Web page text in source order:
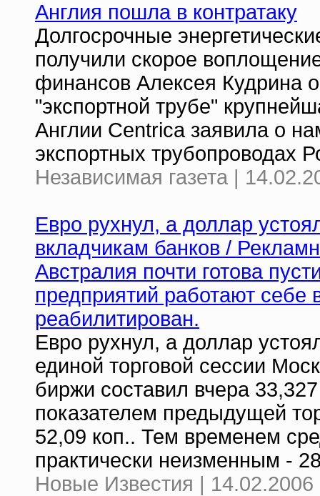
Англия пошла в контратаку
Долгосрочные
получили скорое
финансов Алексея Кудрина
"экспортной трубе"
Англии Centrica заявила о
экспортных трубопроводах
Независимая газета |
Евро рухнул, а доллар
вкладчикам банков /
Австралия почти готова
предприятий работают себе
реабилитирован.
Евро рухнул, а доллар
единой торговой сессии
биржи составил вчера
показателем предыдущей
52,09 коп.. Тем временем
практически неизменным -
Новые Известия | 14.02.2006